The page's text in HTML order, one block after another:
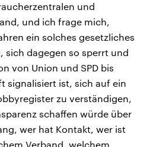
und
und ich frage mich,
ein solches gesetzliches
sich dagegen so sperrt und
von Union und SPD bis
signalisiert ist, sich auf ein
zu verständigen,
schaffen würde über
wer hat Kontakt, wer ist
Verband, welchem